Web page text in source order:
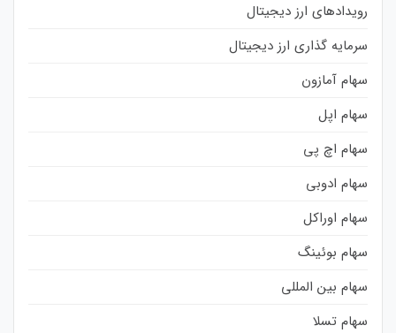
رویدادهای ارز دیجیتال
سرمایه گذاری ارز دیجیتال
سهام آمازون
سهام اپل
سهام اچ پی
سهام ادوبی
سهام اوراکل
سهام بوئینگ
سهام بین المللی
سهام تسلا